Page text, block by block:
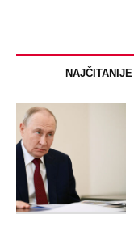
NAJČITANIJE